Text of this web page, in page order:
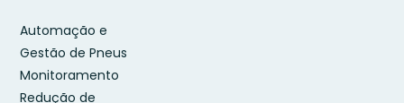
Automação e
Gestão de Pneus
Monitoramento
Redução de